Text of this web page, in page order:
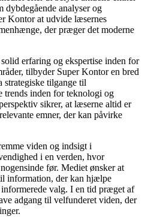
dybdegående analyser og
Kontor at udvide læsernes
der præger det moderne
erfaring og ekspertise inden for
tilbyder Super Kontor en bred
tilgange til
trends inden for teknologi og
sikrer, at læserne altid er
emner, der kan påvirke
viden og indsigt i
i en verden, hvor
før. Mediet ønsker at
information, der kan hjælpe
valg. I en tid præget af
adgang til velfunderet viden, der